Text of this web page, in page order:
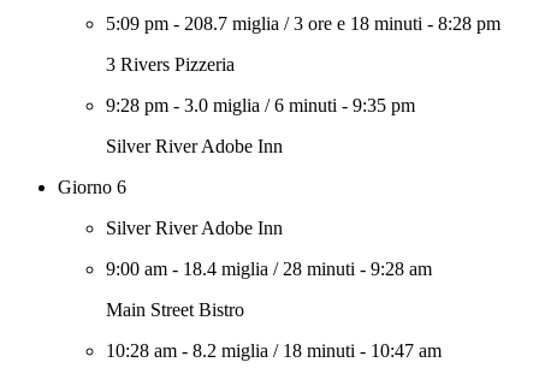
5:09 pm - 208.7 miglia /3 ore e 18 minuti - 8:28 pm
3 Rivers Pizzeria
9:28 pm - 3.0 miglia /6 minuti - 9:35 pm
Silver River Adobe Inn
Giorno 6
Silver River Adobe Inn
9:00 am - 18.4 miglia / 28 minuti - 9:28 am
Main Street Bistro
10:28 am - 8.2 miglia / 18 minuti - 10:47 am